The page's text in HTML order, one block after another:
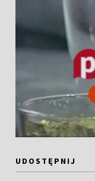
UDOSTĘPNIJ